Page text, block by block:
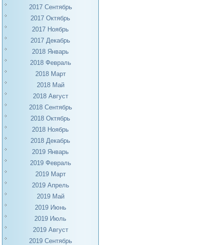
2017 Сентябрь
2017 Октябрь
2017 Ноябрь
2017 Декабрь
2018 Январь
2018 Февраль
2018 Март
2018 Май
2018 Август
2018 Сентябрь
2018 Октябрь
2018 Ноябрь
2018 Декабрь
2019 Январь
2019 Февраль
2019 Март
2019 Апрель
2019 Май
2019 Июнь
2019 Июль
2019 Август
2019 Сентябрь